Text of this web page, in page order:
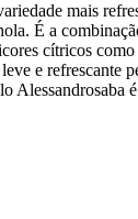
mais
É a
cítricos
e refrescante
Alessandrosaba